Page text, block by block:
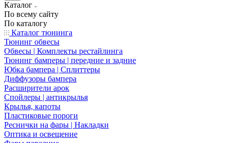
Каталог
По всему сайту
По каталогу
Каталог тюнинга
Тюнинг обвесы
Обвесы | Комплекты рестайлинга
Тюнинг бамперы | передние и задние
Юбка бампера | Сплиттеры
Диффузоры бампера
Расширители арок
Спойлеры | антикрылья
Крылья, капоты
Пластиковые пороги
Реснички на фары | Накладки
Оптика и освещение